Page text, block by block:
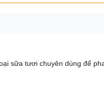
sữa tươi chuyên dùng để